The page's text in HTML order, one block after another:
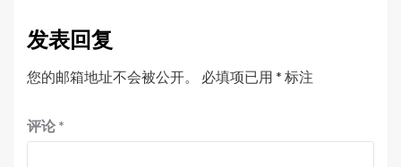
发表回复
您的邮箱地址不会被公开。 必填项已用 * 标注
评论 *